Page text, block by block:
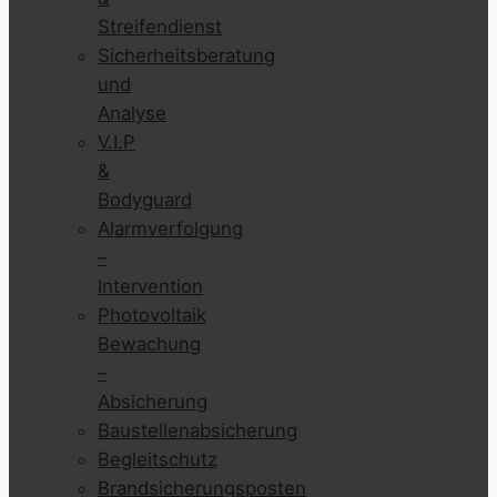
Streifendienst
Sicherheitsberatung
und
Analyse
V.I.P
&
Bodyguard
Alarmverfolgung
–
Intervention
Photovoltaik
Bewachung
–
Absicherung
Baustellenabsicherung
Begleitschutz
Brandsicherungsposten